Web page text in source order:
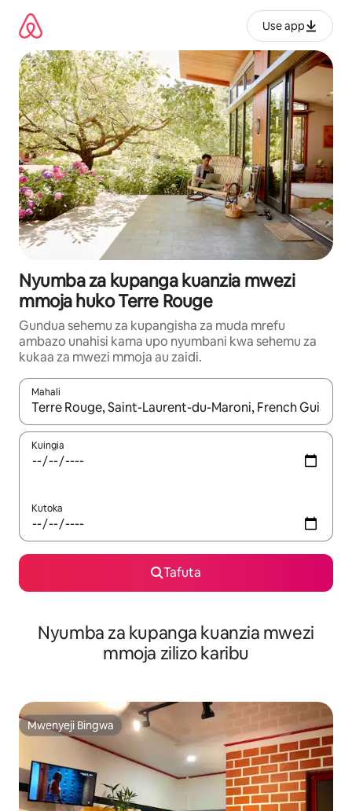
kwenda
kwenye
maudhui
Use app
Nyumba za kupanga kuanzia mwezi
mmoja huko Terre Rouge
Gundua sehemu za kupangisha za muda mrefu
ambazo unahisi kama upo nyumbani kwa sehemu za
kukaa za mwezi mmoja au zaidi.
Mahali
Wakati matokeo yanapatikana, vinjari kwa kutumia vitufe vya
Kuingia
Kutoka
Tafuta
Nyumba za kupanga kuanzia mwezi
mmoja zilizo karibu
Mwenyeji Bingwa
Mwenyeji Bingwa